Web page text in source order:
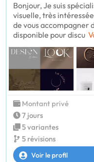
Bonjour, Je suis
visuelle, très
de vous accompagner
disponible pour discu
Montant privé
7 jours
5 variantes
5 révisions
Voir le profil